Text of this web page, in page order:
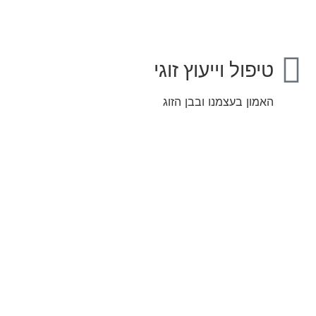
טיפול וייעוץ זוגי
האמון בעצמנו ובבן הזוג